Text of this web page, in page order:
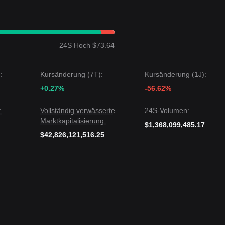
nachzukaufen.
Solana zwar kurzfristiger Volatilität oder seitlicher Bewegung
Position über dem kritischen Unterstützungslevel von
24S Hoch $73.64
Kursänderung (7T):
+0.27%
Kursänderung (1J):
-56.62%
Vollständig verwässerte
Marktkapitalisierung:
$42,826,121,516.25
24S-Volumen:
$1,368,099,485.17